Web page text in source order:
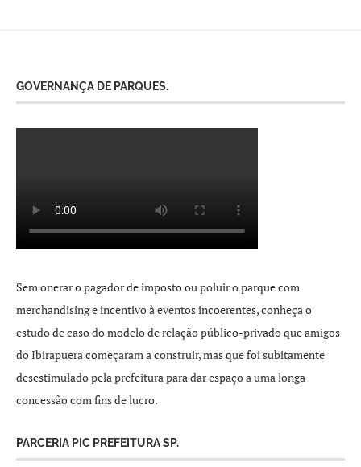
GOVERNANÇA DE PARQUES.
Sem onerar o pagador de imposto ou poluir o parque com
merchandising e incentivo à eventos incoerentes, conheça o
estudo de caso do modelo de relação público-privado que amigos
do Ibirapuera começaram a construir, mas que foi subitamente
desestimulado pela prefeitura para dar espaço a uma longa
concessão com fins de lucro.
PARCERIA PIC PREFEITURA SP.